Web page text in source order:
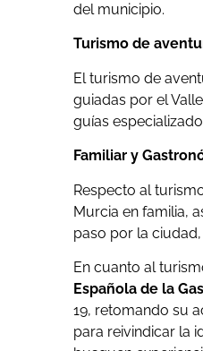
del municipio.
Turismo de
El turismo de
guiadas por el
guías
Familiar y
Respecto al
Murcia en familia,
paso por la
En cuanto al
Española de la
19, retomando su
para reivindicar la